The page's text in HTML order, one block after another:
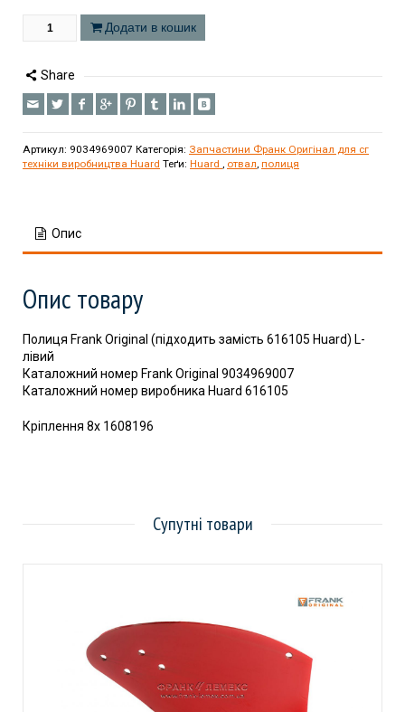
Додати в кошик
Share
Артикул: 9034969007 Категорія: Запчастини Франк Оригінал для сг
техніки виробництва Huard Теґи: Huard , отвал, полиця
Опис
Опис товару
Полиця Frank Original (підходить замість 616105 Huard) L-
лівий
Каталожний номер Frank Original 9034969007
Каталожний номер виробника Huard 616105
Кріплення 8x 1608196
Супутні товари